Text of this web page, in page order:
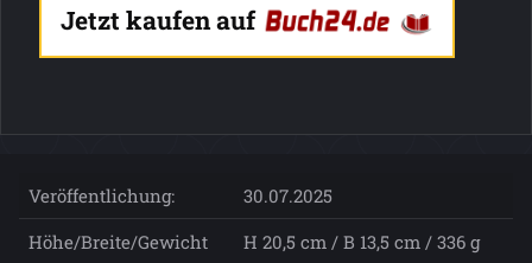
Jetzt kaufen auf
Veröffentlichung:
30.07.2025
Höhe/Breite/Gewicht
H 20,5 cm / B 13,5 cm / 336 g